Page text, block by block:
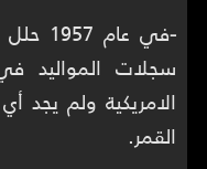
-
سجلات المواليد
الامريكية ولم يجد
القمر.